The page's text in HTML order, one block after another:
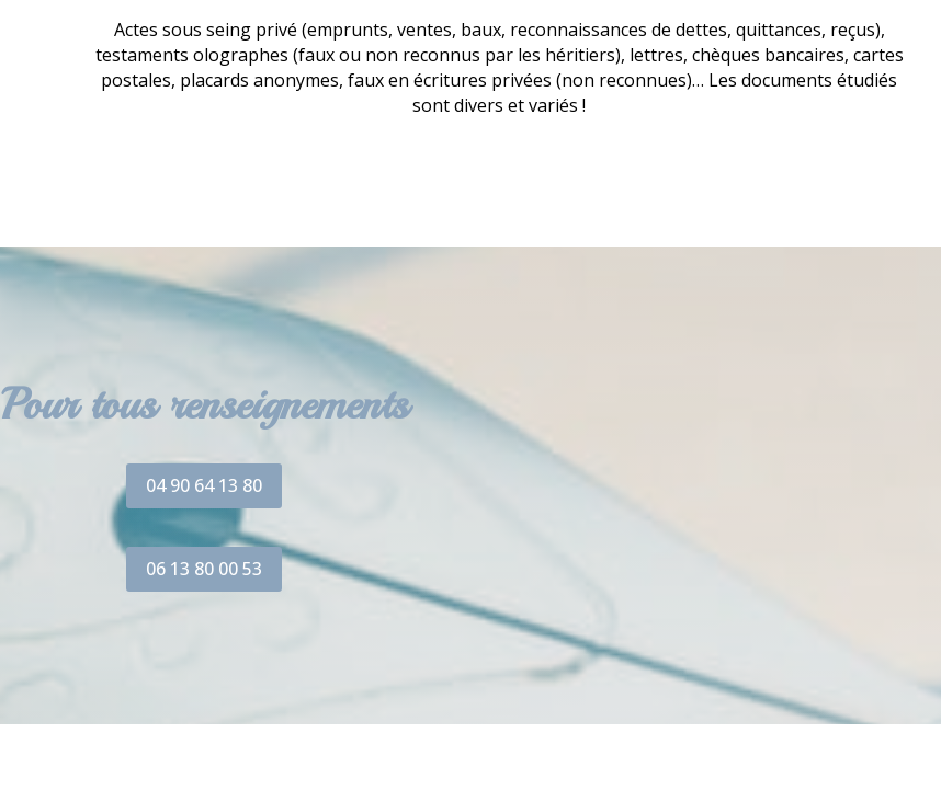
Actes sous seing privé (emprunts, ventes, baux, reconnaissances de dettes, quittances, reçus),
testaments olographes (faux ou non reconnus par les héritiers), lettres, chèques bancaires, cartes
postales, placards anonymes, faux en écritures privées (non reconnues)… Les documents étudiés
sont divers et variés !
Pour tous renseignements
04 90 64 13 80
06 13 80 00 53